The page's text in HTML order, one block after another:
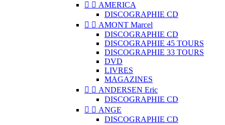
  AMERICA
DISCOGRAPHIE CD
  AMONT Marcel
DISCOGRAPHIE CD
DISCOGRAPHIE 45 TOURS
DISCOGRAPHIE 33 TOURS
DVD
LIVRES
MAGAZINES
  ANDERSEN Eric
DISCOGRAPHIE CD
  ANGE
DISCOGRAPHIE CD